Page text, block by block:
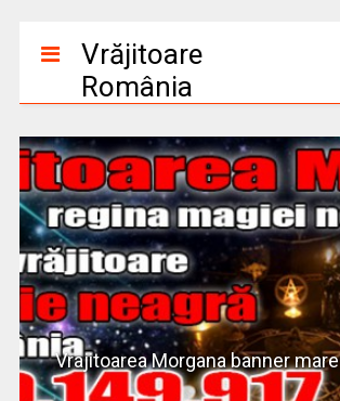
Vrăjitoare
România
Vrajitoarea Morgana banner mare